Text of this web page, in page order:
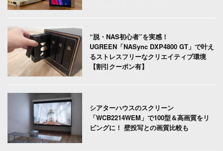
“脱・NAS初心者”を実感！
UGREEN「NASync DXP4800 GT」で叶え
るストレスフリーなクリエイティブ環境
【割引クーポン有】
シアターハウスのスクリーン
「WCB2214WEM」で100型＆高画質をリ
ビングに！ 壁投写との画質比較も